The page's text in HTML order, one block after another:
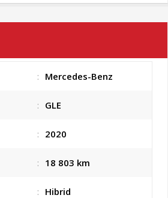
: Mercedes-Benz
: GLE
: 2020
: 18 803 km
: Hibrid